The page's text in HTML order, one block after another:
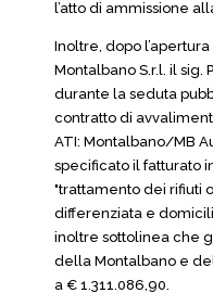
l’atto di ammissione
Inoltre, dopo
Montalbano S.r.l. il sig.
durante la seduta
contratto di
ATI: Montalbano/MB
specificato il fatturato
"trattamento dei rifiuti
differenziata e
inoltre sottolinea che
della Montalbano e
a € 1.311.086,90.